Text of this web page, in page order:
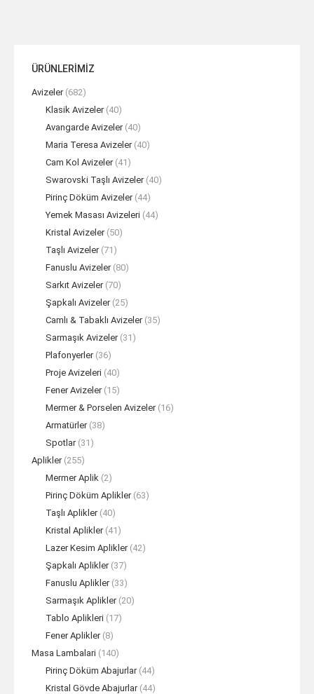
ÜRÜNLERİMİZ
Avizeler (682)
Klasik Avizeler (40)
Avangarde Avizeler (40)
Maria Teresa Avizeler (40)
Cam Kol Avizeler (41)
Swarovski Taşlı Avizeler (40)
Pirinç Döküm Avizeler (44)
Yemek Masası Avizeleri (44)
Kristal Avizeler (50)
Taşlı Avizeler (71)
Fanuslu Avizeler (80)
Sarkıt Avizeler (70)
Şapkalı Avizeler (25)
Camlı & Tabaklı Avizeler (35)
Sarmaşık Avizeler (31)
Plafonyerler (36)
Proje Avizeleri (40)
Fener Avizeler (15)
Mermer & Porselen Avizeler (16)
Armatürler (38)
Spotlar (31)
Aplikler (255)
Mermer Aplik (2)
Pirinç Döküm Aplikler (63)
Taşlı Aplikler (40)
Kristal Aplikler (41)
Lazer Kesim Aplikler (42)
Şapkalı Aplikler (37)
Fanuslu Aplikler (33)
Sarmaşık Aplikler (20)
Tablo Aplikleri (17)
Fener Aplikler (8)
Masa Lambalari (140)
Pirinç Döküm Abajurlar (44)
Kristal Gövde Abajurlar (44)